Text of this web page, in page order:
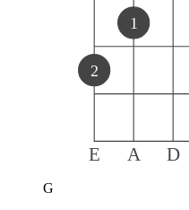
E A D
2
1
G